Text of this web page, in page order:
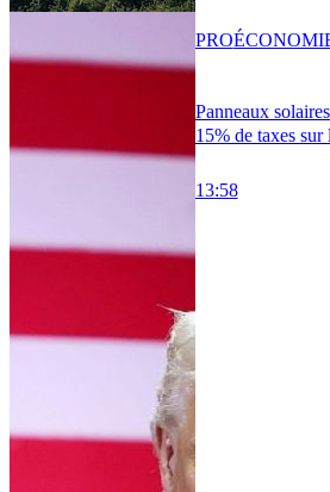
Panneaux
15% de taxes
13:58
PRO